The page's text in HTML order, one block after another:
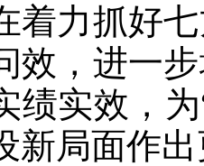
着力抓好
效，进一
绩实效，
新局面作